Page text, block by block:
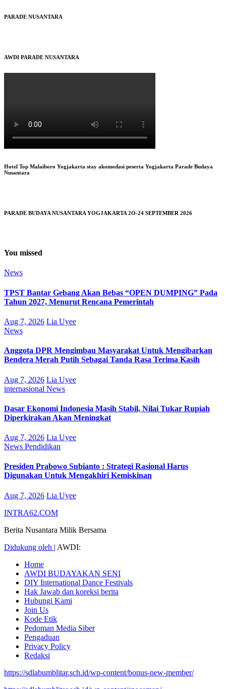
PARADE NUSANTARA
AWDI PARADE NUSANTARA
Hotel Top Malaiboro Yogjakarta stay akomodasi peserta Yogjakarta Parade Budaya
Nusantara
PARADE BUDAYA NUSANTARA YOGJAKARTA 2O-24 SEPTEMBER 2026
You missed
News
TPST Bantar Gebang Akan Bebas “OPEN DUMPING” Pada
Tahun 2027, Menurut Rencana Pemerintah
Aug 7, 2026 Lia Uyee
News
Anggota DPR Mengimbau Masyarakat Untuk Mengibarkan
Bendera Merah Putih Sebagai Tanda Rasa Terima Kasih
Aug 7, 2026 Lia Uyee
internasional News
Dasar Ekonomi Indonesia Masih Stabil, Nilai Tukar Rupiah
Diperkirakan Akan Meningkat
Aug 7, 2026 Lia Uyee
News Pendidikan
Presiden Prabowo Subianto : Strategi Rasional Harus
Digunakan Untuk Mengakhiri Kemiskinan
Aug 7, 2026 Lia Uyee
INTRA62.COM
Berita Nusantara Milik Bersama
Didukung oleh | AWDI:
Home
AWDI BUDAYAKAN SENI
DIY International Dance Festivals
Hak Jawab dan koreksi berita
Hubungi Kami
Join Us
Kode Etik
Pedoman Media Siber
Pengaduan
Privacy Policy
Redaksi
https://sdlabumblitar.sch.id/wp-content/bonus-new-member/